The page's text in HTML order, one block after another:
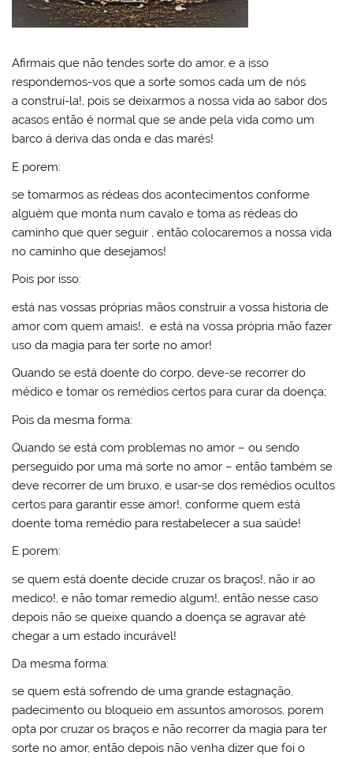
Afirmais que não tendes sorte do amor, e a isso
respondemos-vos que a sorte somos cada um de nós
a construí-la!, pois se deixarmos a nossa vida ao sabor dos
acasos então é normal que se ande pela vida como um
barco á deriva das onda e das marés!
E porem:
se tomarmos as rédeas dos acontecimentos conforme
alguém que monta num cavalo e toma as rédeas do
caminho que quer seguir , então colocaremos a nossa vida
no caminho que desejamos!
Pois por isso:
está nas vossas próprias mãos construir a vossa historia de
amor com quem amais!, e está na vossa própria mão fazer
uso da magia para ter sorte no amor!
Quando se está doente do corpo, deve-se recorrer do
médico e tomar os remédios certos para curar da doença;
Pois da mesma forma:
Quando se está com problemas no amor – ou sendo
perseguido por uma má sorte no amor – então também se
deve recorrer de um bruxo, e usar-se dos remédios ocultos
certos para garantir esse amor!, conforme quem está
doente toma remédio para restabelecer a sua saúde!
E porem:
se quem está doente decide cruzar os braços!, não ir ao
medico!, e não tomar remedio algum!, então nesse caso
depois não se queixe quando a doença se agravar até
chegar a um estado incurável!
Da mesma forma:
se quem está sofrendo de uma grande estagnação,
padecimento ou bloqueio em assuntos amorosos, porem
opta por cruzar os braços e não recorrer da magia para ter
sorte no amor, então depois não venha dizer que foi o